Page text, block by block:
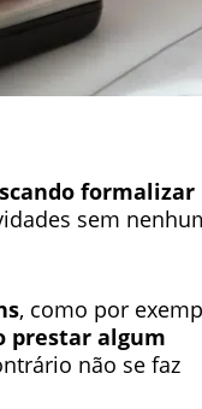
formalizar
sem
, como por
prestar algum
não se faz